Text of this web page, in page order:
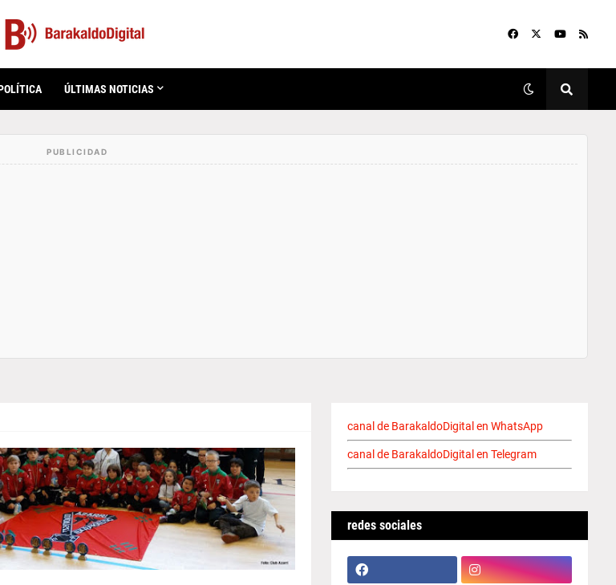
ÚLTIMAS NOTICIAS
canal de BarakaldoDigital en WhatsApp
canal de BarakaldoDigital en Telegram
redes sociales